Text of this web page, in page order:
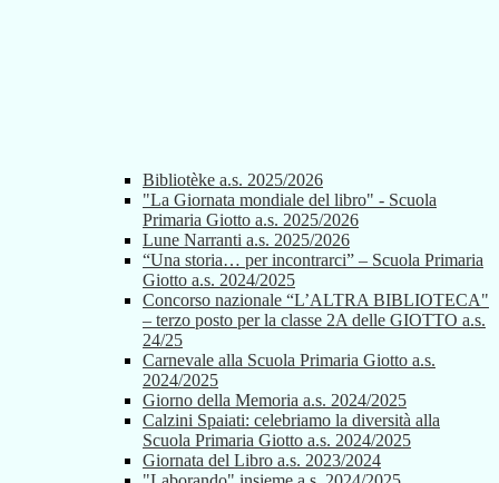
Bibliotèke a.s. 2025/2026
"La Giornata mondiale del libro" - Scuola
Primaria Giotto a.s. 2025/2026
Lune Narranti a.s. 2025/2026
“Una storia… per incontrarci” – Scuola Primaria
Giotto a.s. 2024/2025
Concorso nazionale “L’ALTRA BIBLIOTECA"
– terzo posto per la classe 2A delle GIOTTO a.s.
24/25
Carnevale alla Scuola Primaria Giotto a.s.
2024/2025
Giorno della Memoria a.s. 2024/2025
Calzini Spaiati: celebriamo la diversità alla
Scuola Primaria Giotto a.s. 2024/2025
Giornata del Libro a.s. 2023/2024